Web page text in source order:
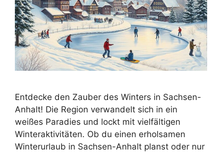
Entdecke den Zauber des Winters in Sachsen-
Anhalt! Die Region verwandelt sich in ein
weißes Paradies und lockt mit vielfältigen
Winteraktivitäten. Ob du einen erholsamen
Winterurlaub in Sachsen-Anhalt planst oder nur